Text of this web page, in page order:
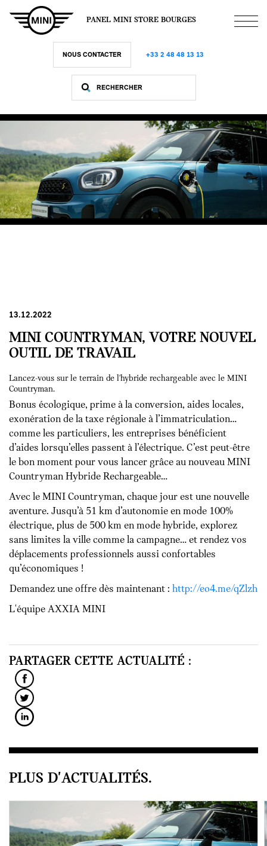
contenu
PANEL MINI STORE BOURGES
NOUS CONTACTER +33 2 48 48 13 13
13.12.2022
MINI COUNTRYMAN, VOTRE NOUVEL
OUTIL DE TRAVAIL
Lancez-vous sur le terrain de l'hybride rechargeable avec le MINI
Countryman.
Bonus écologique, prime à la conversion, aides locales,
exonération de la taxe régionale à l’immatriculation…
comme les particuliers, les entreprises bénéficient
d’aides lorsqu’elles passent à l’électrique. C’est peut-être
le bon moment pour vous lancer grâce au nouveau MINI
Countryman Hybride Rechargeable…
Avec le MINI Countryman, chaque jour est une nouvelle
aventure. Jusqu’à 51 km d’autonomie en mode 100%
électrique, plus de 500 km en mode hybride, explorez
sans limites la ville comme la campagne… et rendez vos
déplacements professionnels aussi confortables
qu’économiques !
Demandez une offre dès maintenant : http://eo4.me/qZlzh
L'équipe AXXIA MINI
PARTAGER CETTE ACTUALITÉ :
PLUS D'ACTUALITÉS.